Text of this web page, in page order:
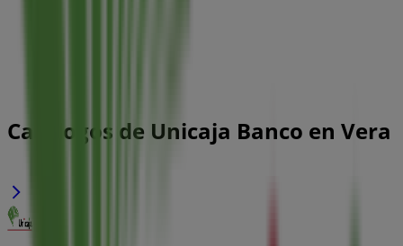
Catálogos de Unicaja Banco en Vera